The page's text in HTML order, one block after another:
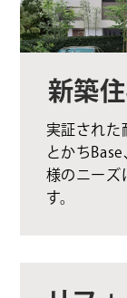
新築
実証された
とかち
様のニーズ
す。